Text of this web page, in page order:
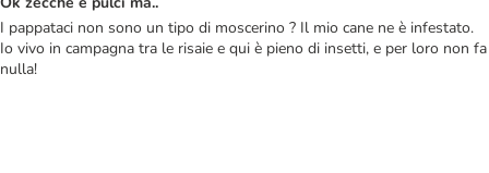
I pappataci non sono un tipo di moscerino ? Il mio cane ne è infestato.
Io vivo in campagna tra le risaie e qui è pieno di insetti, e per loro non fa
nulla!